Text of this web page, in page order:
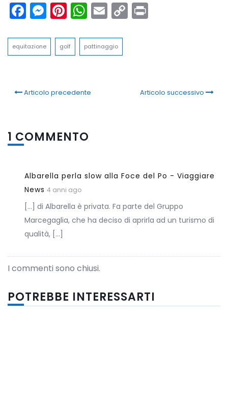
Facebook
Messenger
Pinterest
WhatsApp
Email
Copy
Link
equitazione golf pattinaggio
Articolo precedente Articolo successivo
1 COMMENTO
Albarella perla slow alla Foce del Po - Viaggiare
News 4 anni ago
[…] di Albarella è privata. Fa parte del Gruppo
Marcegaglia, che ha deciso di aprirla ad un turismo di
qualità, […]
I commenti sono chiusi.
POTREBBE INTERESSARTI